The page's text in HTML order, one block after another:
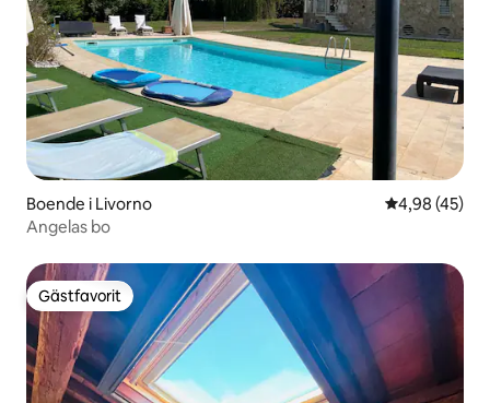
Boende i Livorno 4,98 av 5 i
4,98 (45)
Angelas bo
Gästfavorit
Gästfavorit